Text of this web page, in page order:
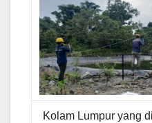
Kolam Lumpur yang